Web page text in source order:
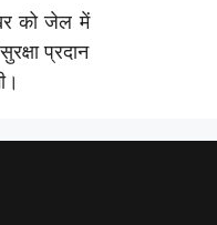
को जेल में
प्रदान